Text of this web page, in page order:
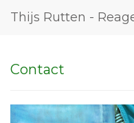
Thijs Rutten -
Contact